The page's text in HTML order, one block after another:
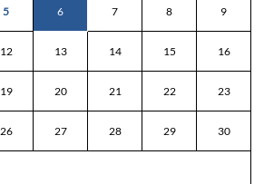
5 6 7 8 9
12 13 14 15 16
19 20 21 22 23
26 27 28 29 30